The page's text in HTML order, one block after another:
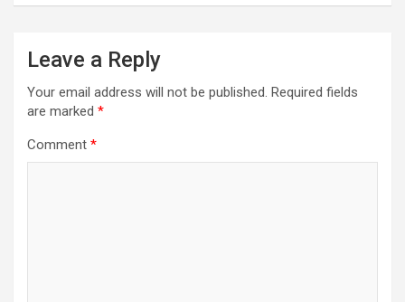
Leave a Reply
Your email address will not be published. Required fields
are marked *
Comment *